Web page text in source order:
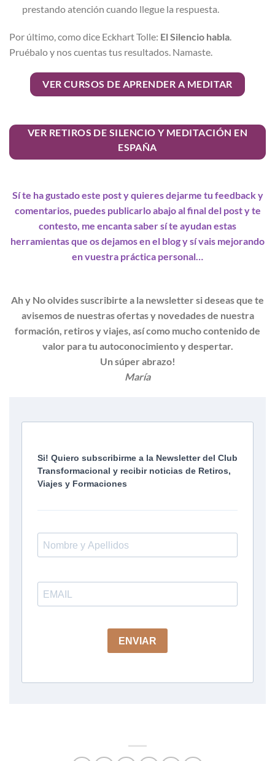
prestando atención cuando llegue la respuesta.
Por último, como dice Eckhart Tolle: El Silencio habla.
Pruébalo y nos cuentas tus resultados. Namaste.
VER CURSOS DE APRENDER A MEDITAR
VER RETIROS DE SILENCIO Y MEDITACIÓN EN
ESPAÑA
Sí te ha gustado este post y quieres dejarme tu feedback y
comentarios, puedes publicarlo abajo al final del post y te
contesto, me encanta saber sí te ayudan estas
herramientas que os dejamos en el blog y sí vais mejorando
en vuestra práctica personal…
Ah y No olvides suscribirte a la newsletter si deseas que te
avisemos de nuestras ofertas y novedades de nuestra
formación, retiros y viajes, así como mucho contenido de
valor para tu autoconocimiento y despertar.
Un súper abrazo!
María